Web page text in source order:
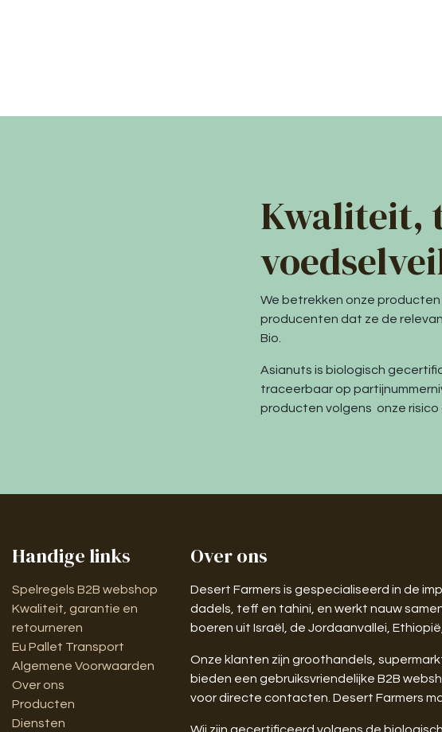
Kwaliteit,
We betrekken onze
producenten dat ze de
Bio.
Asianuts is biologisch
traceerbaar op
producten volgens onze risico
Handige links
Spelregels B2B webshop
Kwaliteit, garantie en
retourneren
Eu Pallet Transport
Algemene Voorwaarden
Over ons
Producten
Diensten
Over ons
Desert Farmers is gespecialiseerd in de
dadels, teff en tahini, en werkt nauw
boeren uit Israël, de Jordaanvallei,
Onze klanten zijn groothandels,
bieden een gebruiksvriendelijke B2B
voor directe contacten. Desert Farmers